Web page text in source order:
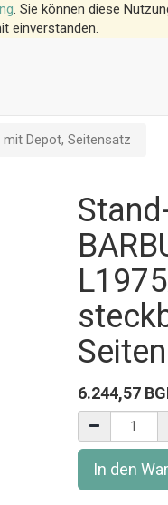
. Sie können diese
einverstanden.
mit Depot, Seitensatz
6.244,57
In den